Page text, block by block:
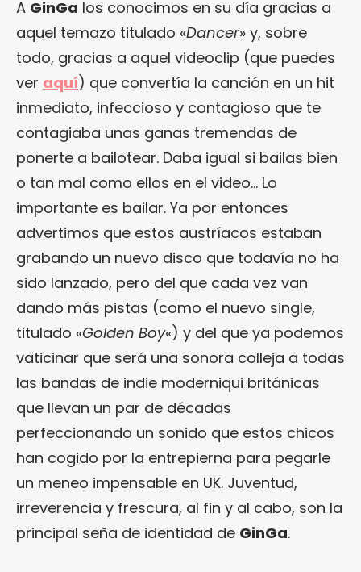
A GinGa los conocimos en su día gracias a
aquel temazo titulado «Dancer» y, sobre
todo, gracias a aquel videoclip (que puedes
ver aquí) que convertía la canción en un hit
inmediato, infeccioso y contagioso que te
contagiaba unas ganas tremendas de
ponerte a bailotear. Daba igual si bailas bien
o tan mal como ellos en el video… Lo
importante es bailar. Ya por entonces
advertimos que estos austríacos estaban
grabando un nuevo disco que todavía no ha
sido lanzado, pero del que cada vez van
dando más pistas (como el nuevo single,
titulado «Golden Boy«) y del que ya podemos
vaticinar que será una sonora colleja a todas
las bandas de indie moderniqui británicas
que llevan un par de décadas
perfeccionando un sonido que estos chicos
han cogido por la entrepierna para pegarle
un meneo impensable en UK. Juventud,
irreverencia y frescura, al fin y al cabo, son la
principal seña de identidad de GinGa.